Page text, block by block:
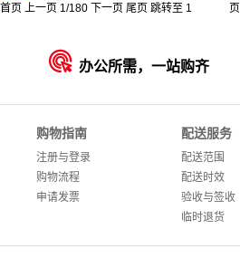
格力博
珠江钢琴（PEARLRIVER）
啄木鸟/PLOVER
首页 上一页 1/180 下一页 尾页 跳转至 页
 办公所需，一站购齐
购物指南
注册与登录
购物流程
申请发票
配送服务
配送范围
配送时效
验收与签收
临时退货